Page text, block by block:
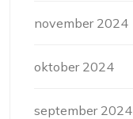
november 2024
oktober 2024
september 2024